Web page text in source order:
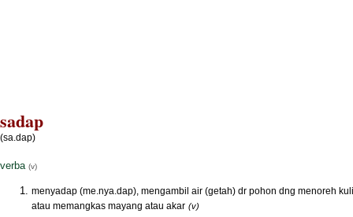
sadap
(sa.dap)
verba (v)
menyadap (me.nya.dap), mengambil air (getah) dr pohon dng menoreh
atau memangkas mayang atau akar (v)